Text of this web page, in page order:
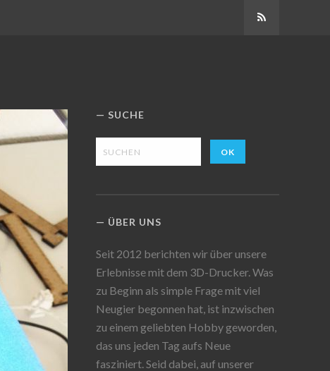
SUCHE
ÜBER UNS
Seit 2012 berichten wir über unsere
Erlebnisse mit dem 3D-Drucker. Was
zu Beginn als simple Frage mit viel
Neugier begonnen hat, ist inzwischen
zu einem geliebten Hobby geworden,
das uns jeden Tag aufs Neue
fasziniert. Seid dabei, auf unserer